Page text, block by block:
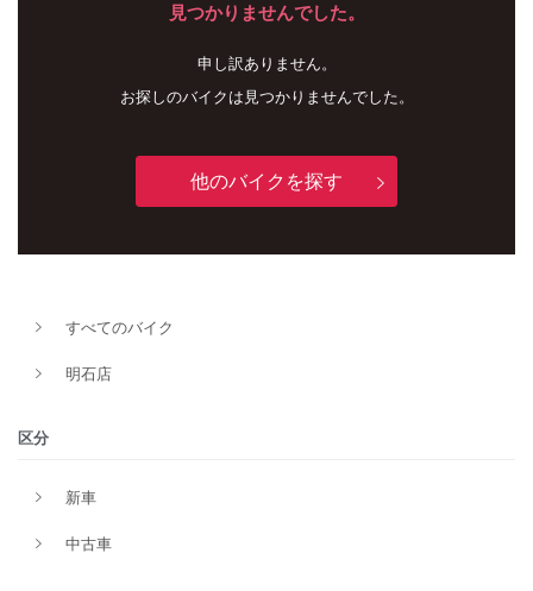
見つかりませんでした。
申し訳ありません。
お探しのバイクは見つかりませんでした。
他のバイクを探す
すべてのバイク
明石店
区分
新車
中古車
新車 中古車
排気量